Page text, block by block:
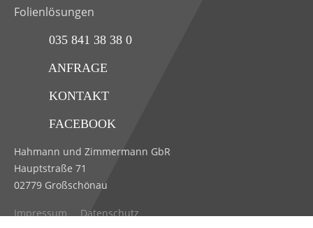
035 841 38 38 0
ANFRAGE
KONTAKT
FACEBOOK
Hahmann und Zimmermann GbR
Hauptstraße 71
02779 Großschönau
Impressum Datenschutz